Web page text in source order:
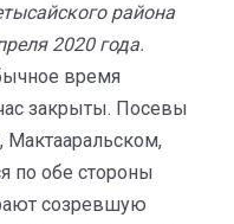
района
2020 года.
время
закрыты. Посевы
по обе стороны
созревшую